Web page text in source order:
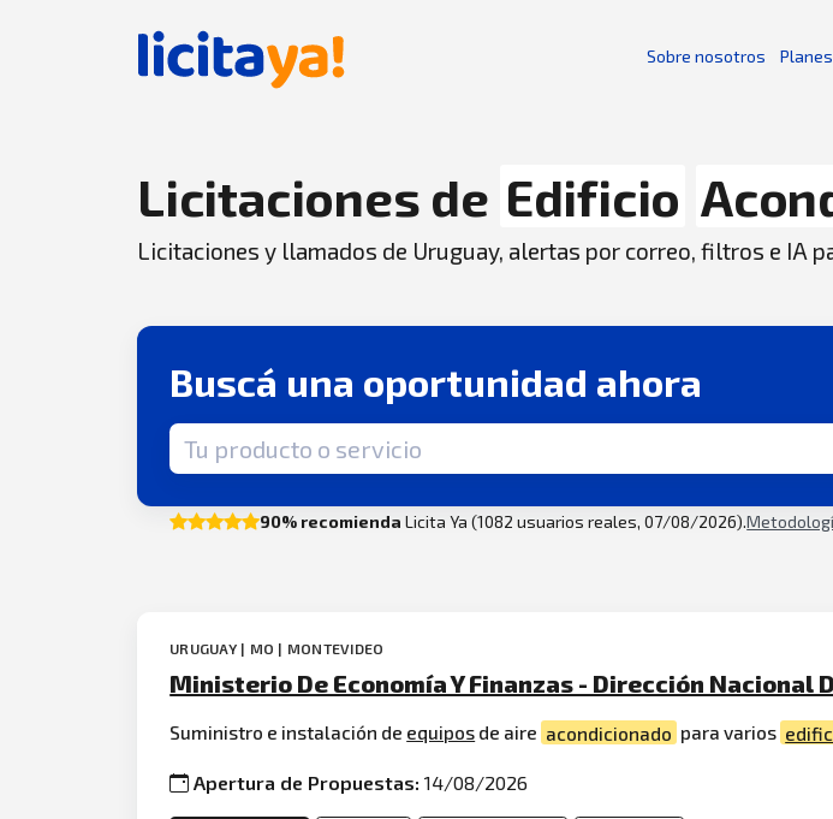
Sobre nosotros
Licitaciones de Edificio
Licitaciones y llamados de Uruguay, alertas por correo, filtros e IA
Buscá una oportunidad ahora
Término de búsqueda
90% recomienda Licita Ya (1082 usuarios reales, 07/08/2026).
URUGUAY | MO | MONTEVIDEO
Ministerio De Economía Y Finanzas - Dirección Nacional
Suministro e instalación de equipos de aire acondicionado para varios
Apertura de Propuestas:14/08/2026